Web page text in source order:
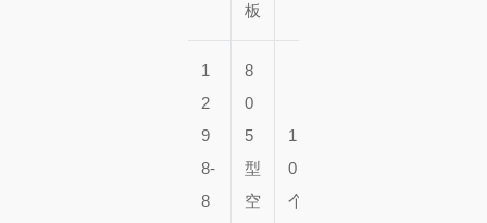
板
1
2
9
8-
8
8
0
5
型
空
1
0
个